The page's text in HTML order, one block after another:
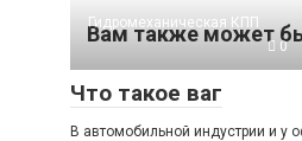
Вам также может
Гидромеханическая КПП
0
Что такое ваг
В автомобильной индустрии и у